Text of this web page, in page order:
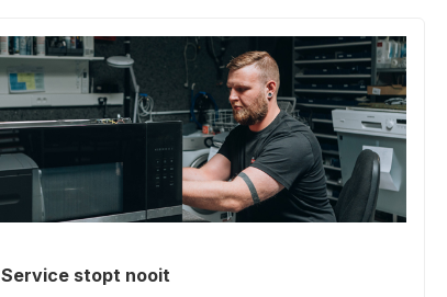
Service stopt nooit